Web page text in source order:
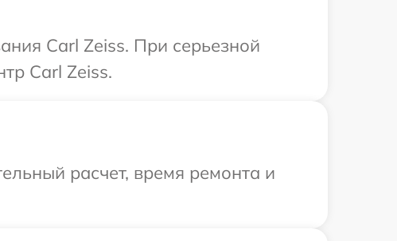
Carl Zeiss. При серьезной
Carl Zeiss.
расчет, время ремонта и